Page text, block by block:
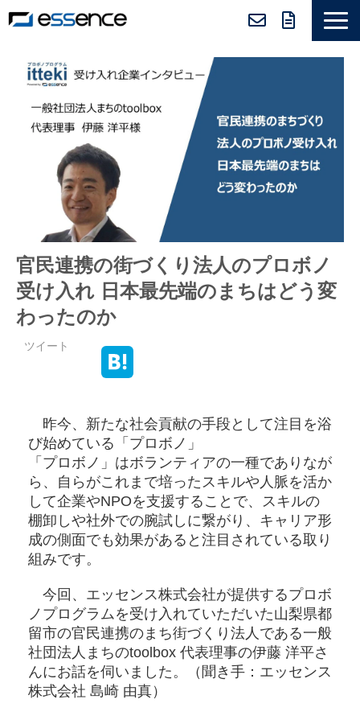
サービス紹介
ニュース＆トピックス
会社紹介
導入事例
採用情報
セミナー＆コラム
官民連携の街づくり法人のプロボノ
受け入れ 日本最先端のまちはどう変
わったのか
ツイート
昨今、新たな社会貢献の手段として注目を浴
び始めている「プロボノ」
「プロボノ」はボランティアの一種でありなが
ら、自らがこれまで培ったスキルや人脈を活か
して企業やNPOを支援することで、スキルの
棚卸しや社外での腕試しに繋がり、キャリア形
成の側面でも効果があると注目されている取り
組みです。
今回、エッセンス株式会社が提供するプロボ
ノプログラムを受け入れていただいた山梨県都
留市の官民連携のまち街づくり法人である一般
社団法人まちのtoolbox 代表理事の伊藤 洋平さ
んにお話を伺いました。（聞き手：エッセンス
株式会社 島崎 由真）